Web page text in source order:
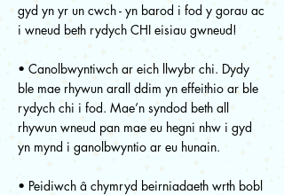
gyd yn yr un cwch - yn barod i fod y gorau ac
i wneud beth rydych CHI eisiau gwneud!
• Canolbwyntiwch ar eich llwybr chi. Dydy
ble mae rhywun arall ddim yn effeithio ar ble
rydych chi i fod. Mae’n syndod beth all
rhywun wneud pan mae eu hegni nhw i gyd
yn mynd i ganolbwyntio ar eu hunain.
• Peidiwch â chymryd beirniadaeth wrth bobl